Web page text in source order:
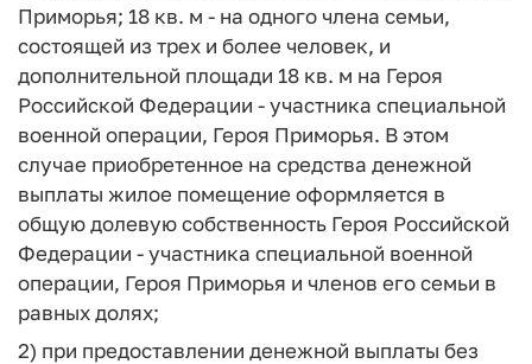
Приморья; 18 кв. м - на одного члена семьи,
состоящей из трех и более человек, и
дополнительной площади 18 кв. м на Героя
Российской Федерации - участника специальной
военной операции, Героя Приморья. В этом
случае приобретенное на средства денежной
выплаты жилое помещение оформляется в
общую долевую собственность Героя Российской
Федерации - участника специальной военной
операции, Героя Приморья и членов его семьи в
равных долях;
2) при предоставлении денежной выплаты без